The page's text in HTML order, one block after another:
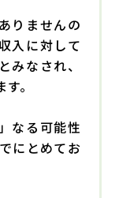
りませんの
入に対して
みなされ、
。
なる可能性
にとめてお